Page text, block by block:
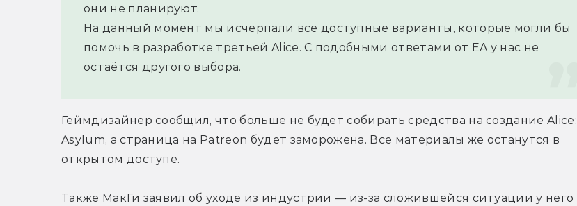
они не планируют.
На данный момент мы исчерпали все доступные варианты, которые могли бы
помочь в разработке третьей Alice. С подобными ответами от EA у нас не
остаётся другого выбора.
Геймдизайнер сообщил, что больше не будет собирать средства на создание Alice:
Asylum, а страница на Patreon будет заморожена. Все материалы же останутся в
открытом доступе.
Также МакГи заявил об уходе из индустрии — из-за сложившейся ситуации у него